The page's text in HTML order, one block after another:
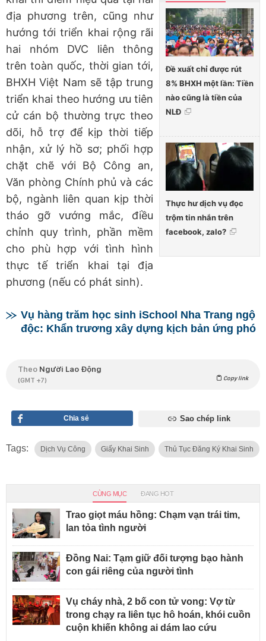
Đề xuất chỉ được rút
8% BHXH một lần: Tiền
nào cũng là tiền của
NLĐ
Thực hư dịch vụ đọc
trộm tin nhắn trên
facebook, zalo?
địa phương trên, cũng như
hướng tới triển khai rộng rãi
hai nhóm DVC liên thông
trên toàn quốc, thời gian tới,
BHXH Việt Nam sẽ tập trung
triển khai theo hướng ưu tiên
cử cán bộ thường trực theo
dõi, hỗ trợ để kịp thời tiếp
nhận, xử lý hồ sơ; phối hợp
chặt chẽ với Bộ Công an,
Văn phòng Chính phủ và các
bộ, ngành liên quan kịp thời
tháo gỡ vướng mắc, điều
chỉnh quy trình, phần mềm
cho phù hợp với tình hình
thực tế triển khai tại địa
phương (nếu có phát sinh).
Vụ hàng trăm học sinh iSchool Nha Trang ngộ
độc: Khẩn trương xây dựng kịch bản ứng phó
Theo Người Lao Động
(GMT +7) Copy link
Chia sẻ Sao chép link
Tags: Dịch Vụ Công Giấy Khai Sinh Thủ Tục Đăng Ký Khai Sinh
CÙNG MỤC ĐANG HOT
Trao giọt máu hồng: Chạm vạn trái tim,
lan tỏa tình người
Đồng Nai: Tạm giữ đối tượng bạo hành
con gái riêng của người tình
Vụ cháy nhà, 2 bố con tử vong: Vợ từ
trong chạy ra liên tục hô hoán, khói cuồn
cuộn khiến không ai dám lao cứu